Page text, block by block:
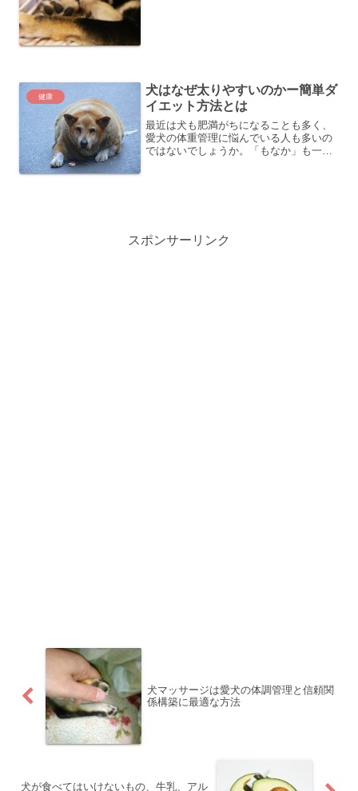
健康
犬はなぜ太りやすいのかー簡単ダ
イエット方法とは
最近は犬も肥満がちになることも多く、
愛犬の体重管理に悩んでいる人も多いの
ではないでしょうか。「もなか」も一時
スポンサーリンク
犬マッサージは愛犬の体調管理と信頼関
係構築に最適な方法
犬が食べてはいけないもの、牛乳、アル